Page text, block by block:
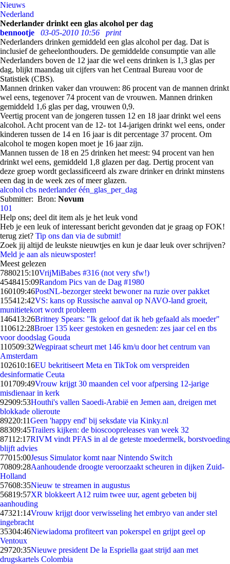
Nieuws
Nederland
Nederlander drinkt een glas alcohol per dag
bennootje
03-05-2010 10:56
print
Nederlanders drinken gemiddeld een glas alcohol per dag. Dat is
inclusief de geheelonthouders. De gemiddelde consumptie van alle
Nederlanders boven de 12 jaar die wel eens drinken is 1,3 glas per
dag, blijkt maandag uit cijfers van het Centraal Bureau voor de
Statistiek (CBS).
Mannen drinken vaker dan vrouwen: 86 procent van de mannen drinkt
wel eens, tegenover 74 procent van de vrouwen. Mannen drinken
gemiddeld 1,6 glas per dag, vrouwen 0,9.
Veertig procent van de jongeren tussen 12 en 18 jaar drinkt wel eens
alcohol. Acht procent van de 12- tot 14-jarigen drinkt wel eens, onder
kinderen tussen de 14 en 16 jaar is dit percentage 37 procent. Om
alcohol te mogen kopen moet je 16 jaar zijn.
Mannen tussen de 18 en 25 drinken het meest: 94 procent van hen
drinkt wel eens, gemiddeld 1,8 glazen per dag. Dertig procent van
deze groep wordt geclassificeerd als zware drinker en drinkt minstens
een dag in de week zes of meer glazen.
alcohol cbs nederlander één_glas_per_dag
Submitter: Bron: Novum
101
Help ons; deel dit item als je het leuk vond
Heb je een leuk of interessant bericht gevonden dat je graag op FOK!
terug ziet? Tip ons dan via de submit!
Zoek jij altijd de leukste nieuwtjes en kun je daar leuk over schrijven?
Meld je aan als nieuwsposter!
Meest gelezen
7880215:10VrijMiBabes #316 (not very sfw!)
4548415:09Random Pics van de Dag #1980
160109:46PostNL-bezorger steekt bewoner na ruzie over pakket
155412:42VS: kans op Russische aanval op NAVO-land groeit,
munitietekort wordt probleem
146413:26Britney Spears: "Ik geloof dat ik heb gefaald als moeder"
110612:28Broer 135 keer gestoken en gesneden: zes jaar cel en tbs
voor doodslag Gouda
110509:32Wegpiraat scheurt met 146 km/u door het centrum van
Amsterdam
102610:16EU bekritiseert Meta en TikTok om verspreiden
desinformatie Ceuta
101709:49Vrouw krijgt 30 maanden cel voor afpersing 12-jarige
misdienaar in kerk
92909:53Houthi's vallen Saoedi-Arabië en Jemen aan, dreigen met
blokkade olieroute
89220:11Geen 'happy end' bij seksdate via Kinky.nl
88309:45Trailers kijken: de bioscoopreleases van week 32
87112:17RIVM vindt PFAS in al de geteste moedermelk, borstvoeding
blijft advies
77015:00Jesus Simulator komt naar Nintendo Switch
70809:28Aanhoudende droogte veroorzaakt scheuren in dijken Zuid-
Holland
57608:35Nieuw te streamen in augustus
56819:57XR blokkeert A12 ruim twee uur, agent gebeten bij
aanhouding
47321:14Vrouw krijgt door verwisseling het embryo van ander stel
ingebracht
35304:46Niewiadoma profiteert van pokerspel en grijpt geel op
Ventoux
29720:35Nieuwe president De la Espriella gaat strijd aan met
drugskartels Colombia